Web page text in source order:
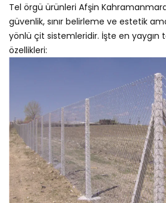
Tel örgü ürünleri Afşin
güvenlik, sınır belirleme ve estetik
yönlü çit sistemleridir. İşte en yaygın
özellikleri: